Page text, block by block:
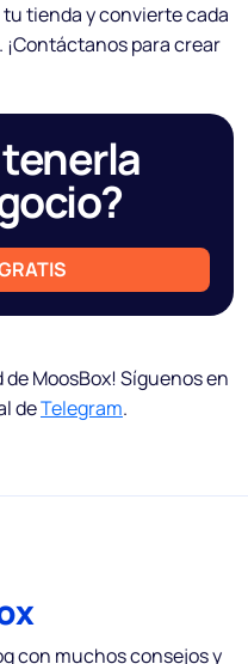
tienda y convierte cada
para crear
MoosBox! Síguenos en
deTelegram.
con muchos consejos y